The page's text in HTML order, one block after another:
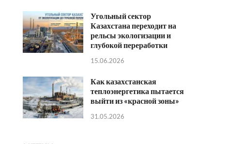
Угольный сектор
Казахстана переходит на
рельсы экологизации и
глубокой переработки
15.06.2026
Как казахстанская
теплоэнергетика пытается
выйти из «красной зоны»
31.05.2026